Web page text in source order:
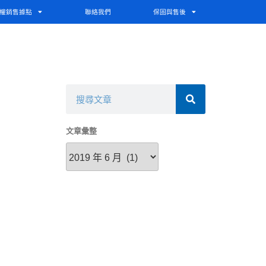
銷售據點 聯絡我們 保固與售後
文章彙整